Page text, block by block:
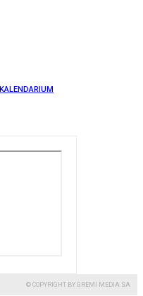
KALENDARIUM
© COPYRIGHT BY GREMI MEDIA SA